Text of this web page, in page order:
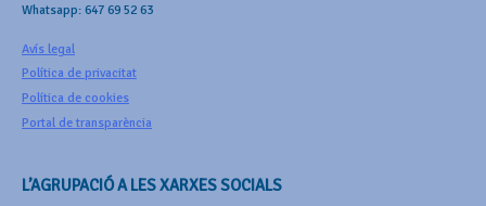
Whatsapp: 647 69 52 63
Avís legal
Política de privacitat
Política de cookies
Portal de transparència
L’AGRUPACIÓ A LES XARXES SOCIALS